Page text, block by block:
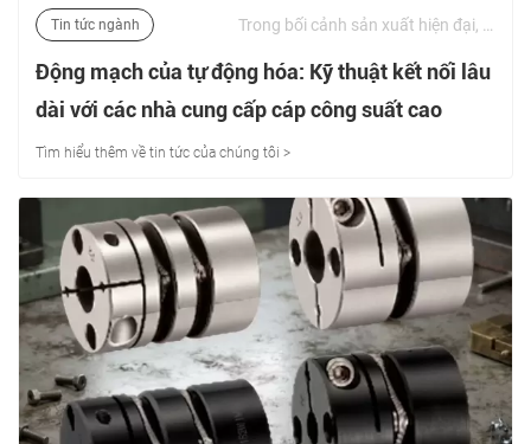
Tin tức ngành Trong bối cảnh sản xuất hiện đại, tự động hóa là nhịp đập của năng suất. Tuy nhiên, độ tin cậy của cánh tay robot phức tạp, trung tâm gia công CNC và hệ thống hậu cần tự động phụ thuộc vào một thành phần thường bị bỏ qua: bộ phận mang cáp. | 03/07/2026
Động mạch của tự động hóa: Kỹ thuật kết nối lâu
dài với các nhà cung cấp cáp công suất cao
Tìm hiểu thêm về tin tức của chúng tôi >